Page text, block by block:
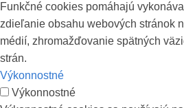
Funkčné cookies pomáhajú
zdieľanie obsahu webových stránok
médií, zhromažďovanie spätných
strán.
Výkonnostné
Výkonnostné